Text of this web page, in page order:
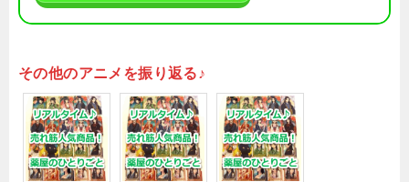
その他のアニメを振り返る♪